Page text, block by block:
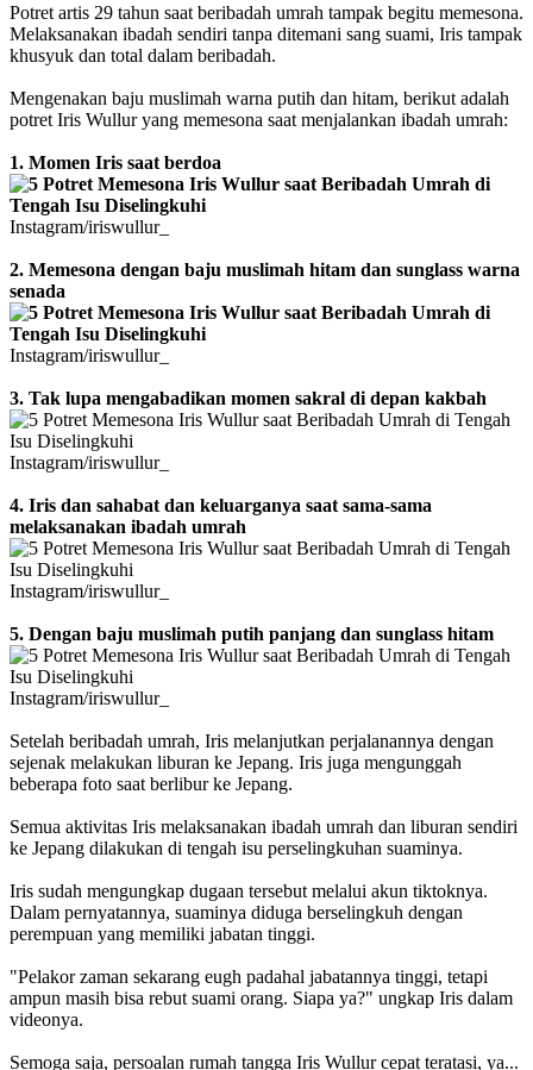
Potret artis 29 tahun saat beribadah umrah tampak begitu memesona.
Melaksanakan ibadah sendiri tanpa ditemani sang suami, Iris tampak
khusyuk dan total dalam beribadah.
Mengenakan baju muslimah warna putih dan hitam, berikut adalah
potret Iris Wullur yang memesona saat menjalankan ibadah umrah:
1. Momen Iris saat berdoa
Instagram/iriswullur_
2. Memesona dengan baju muslimah hitam dan sunglass warna
senada
Instagram/iriswullur_
3. Tak lupa mengabadikan momen sakral di depan kakbah
Instagram/iriswullur_
4. Iris dan sahabat dan keluarganya saat sama-sama
melaksanakan ibadah umrah
Instagram/iriswullur_
5. Dengan baju muslimah putih panjang dan sunglass hitam
Instagram/iriswullur_
Setelah beribadah umrah, Iris melanjutkan perjalanannya dengan
sejenak melakukan liburan ke Jepang. Iris juga mengunggah
beberapa foto saat berlibur ke Jepang.
Semua aktivitas Iris melaksanakan ibadah umrah dan liburan sendiri
ke Jepang dilakukan di tengah isu perselingkuhan suaminya.
Iris sudah mengungkap dugaan tersebut melalui akun tiktoknya.
Dalam pernyatannya, suaminya diduga berselingkuh dengan
perempuan yang memiliki jabatan tinggi.
"Pelakor zaman sekarang eugh padahal jabatannya tinggi, tetapi
ampun masih bisa rebut suami orang. Siapa ya?" ungkap Iris dalam
videonya.
Semoga saja, persoalan rumah tangga Iris Wullur cepat teratasi, ya...